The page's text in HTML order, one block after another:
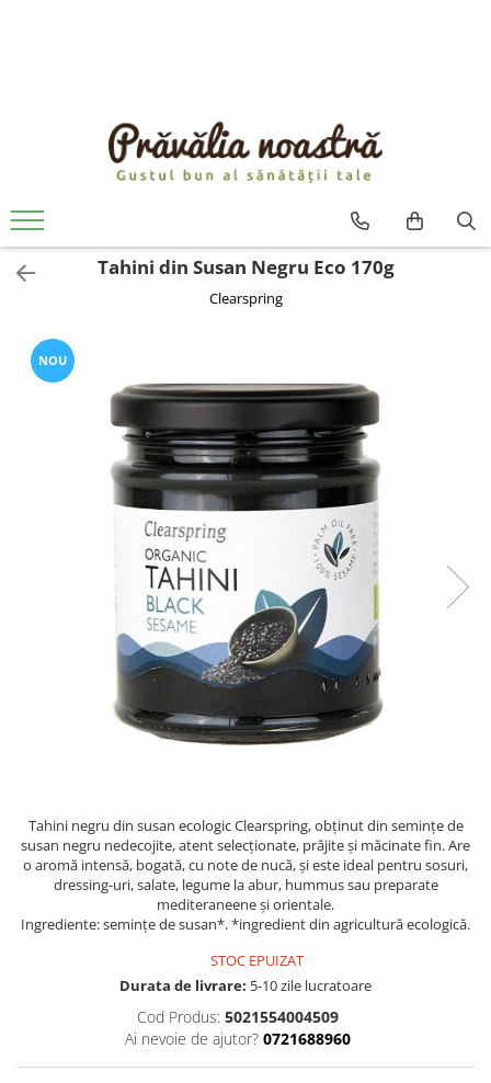
ULEIURI ȘI UNTURI
MĂSLINE
NUCI ȘI SEMINȚE
FRUCTE DESHIDRATATE
ÎNDULCITORI NATURALI / MIERE
OȚETURI ȘI SOSURI
SOSURI
BĂUTURI / LAPTE VEGETAL
OREZ ȘI CEREALE
CREME ȘI PASTE TARTINABILE
CEAIURI GRECEȘTI
CIOCOLATĂ ȘI CACAO
HEALTHY SNACKS
SUPERALIMENTE
COSMETICE
REMEDII NATURISTE
TOATE PRODUSELE
Tahini din Susan Negru Eco 170g
Clearspring
NOU
Tahini negru din susan ecologic Clearspring, obținut din semințe de
susan negru nedecojite, atent selecționate, prăjite și măcinate fin. Are
o aromă intensă, bogată, cu note de nucă, și este ideal pentru sosuri,
dressing-uri, salate, legume la abur, hummus sau preparate
mediteraneene și orientale.
Ingrediente: semințe de susan*. *ingredient din agricultură ecologică.
STOC EPUIZAT
Durata de livrare: 5-10 zile lucratoare
Cod Produs: 5021554004509
Ai nevoie de ajutor? 0721688960